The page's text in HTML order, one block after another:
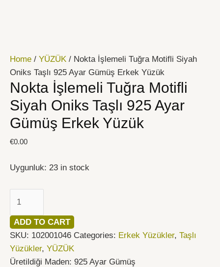
Home / YÜZÜK / Nokta İşlemeli Tuğra Motifli Siyah
Oniks Taşlı 925 Ayar Gümüş Erkek Yüzük
Nokta İşlemeli Tuğra Motifli
Siyah Oniks Taşlı 925 Ayar
Gümüş Erkek Yüzük
€0.00
Uygunluk: 23 in stock
Siyah
Oniks
Taşlı
925
Ayar
Gümüş
Erkek
quantity
ADD TO CART
SKU: 102001046 Categories: Erkek Yüzükler, Taşlı
Yüzükler, YÜZÜK
Üretildiği Maden: 925 Ayar Gümüş